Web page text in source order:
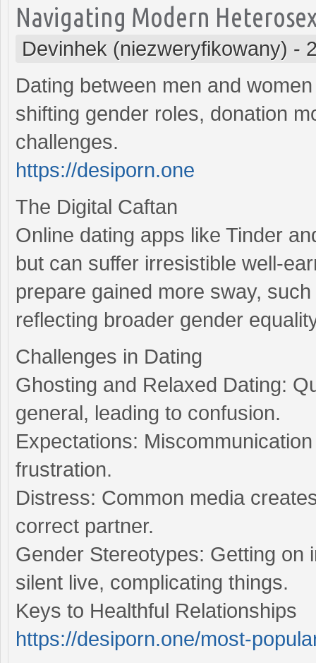
Navigating Modern
Devinhek (niezweryfikowany) -
Dating between men and
shifting gender roles, donation
challenges.
https://desiporn.one
The Digital Caftan
Online dating apps like Tinder
but can suffer irresistible well-
prepare gained more sway,
reflecting broader gender
Challenges in Dating
Ghosting and Relaxed Dating:
general, leading to confusion.
Expectations:
frustration.
Distress: Common media
correct partner.
Gender Stereotypes: Getting on
silent live, complicating things.
Keys to Healthful Relationships
https://desiporn.one/most-